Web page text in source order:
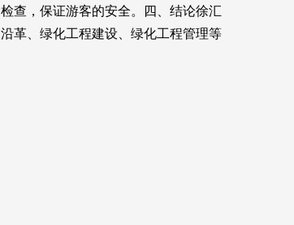
查，保证游客的安全。四、结论徐汇
革、绿化工程建设、绿化工程管理等